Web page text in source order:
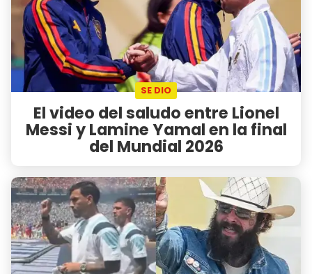
SE DIO
El video del saludo entre Lionel
Messi y Lamine Yamal en la final
del Mundial 2026